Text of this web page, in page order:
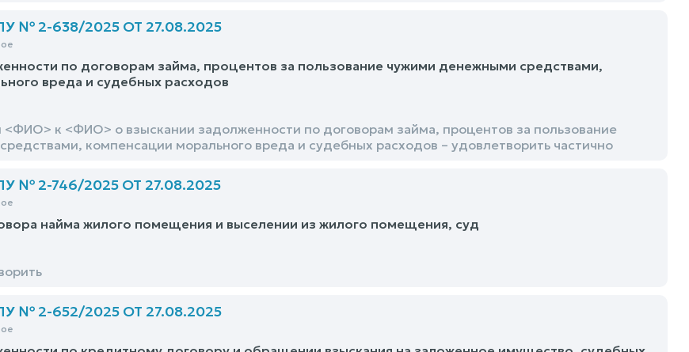
№ 2-638/2025 ОТ 27.08.2025
по договорам займа, процентов за пользование чужими денежными средствами,
вреда и судебных расходов
<ФИО> к <ФИО> о взыскании задолженности по договорам займа, процентов за пользование
компенсации морального вреда и судебных расходов – удовлетворить частично
2-746/2025 ОТ 27.08.2025
найма жилого помещения и выселении из жилого помещения, суд
№ 2-652/2025 ОТ 27.08.2025